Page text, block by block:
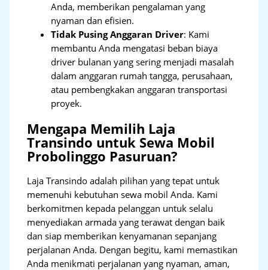
Anda, memberikan pengalaman yang
nyaman dan efisien.
Tidak Pusing Anggaran Driver: Kami
membantu Anda mengatasi beban biaya
driver bulanan yang sering menjadi masalah
dalam anggaran rumah tangga, perusahaan,
atau pembengkakan anggaran transportasi
proyek.
Mengapa Memilih Laja
Transindo untuk Sewa Mobil
Probolinggo Pasuruan?
Laja Transindo adalah pilihan yang tepat untuk
memenuhi kebutuhan sewa mobil Anda. Kami
berkomitmen kepada pelanggan untuk selalu
menyediakan armada yang terawat dengan baik
dan siap memberikan kenyamanan sepanjang
perjalanan Anda. Dengan begitu, kami memastikan
Anda menikmati perjalanan yang nyaman, aman,